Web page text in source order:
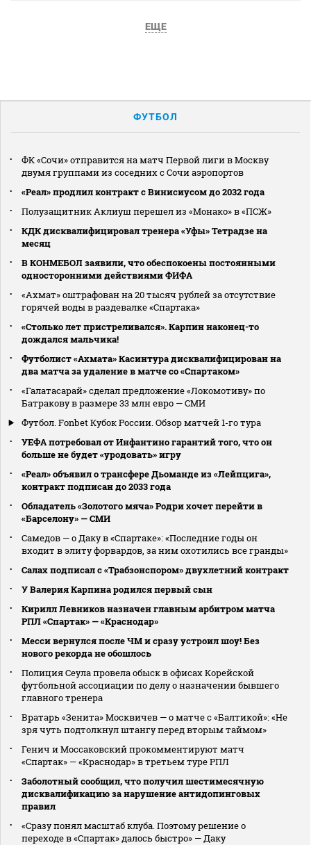
ЕЩЕ
ФУТБОЛ
ФК «Сочи» отправится на матч Первой лиги в Москву
двумя группами из соседних с Сочи аэропортов
«Реал» продлил контракт с Винисиусом до 2032 года
Полузащитник Аклиуш перешел из «Монако» в «ПСЖ»
КДК дисквалифицировал тренера «Уфы» Тетрадзе на
месяц
В КОНМЕБОЛ заявили, что обеспокоены постоянными
односторонними действиями ФИФА
«Ахмат» оштрафован на 20 тысяч рублей за отсутствие
горячей воды в раздевалке «Спартака»
«Столько лет пристреливался». Карпин наконец-то
дождался мальчика!
Футболист «Ахмата» Касинтура дисквалифицирован на
два матча за удаление в матче со «Спартаком»
«Галатасарай» сделал предложение «Локомотиву» по
Батракову в размере 33 млн евро — СМИ
Футбол. Fonbet Кубок России. Обзор матчей 1-го тура
УЕФА потребовал от Инфантино гарантий того, что он
больше не будет «уродовать» игру
«Реал» объявил о трансфере Дьоманде из «Лейпцига»,
контракт подписан до 2033 года
Обладатель «Золотого мяча» Родри хочет перейти в
«Барселону» — СМИ
Самедов — о Даку в «Спартаке»: «Последние годы он
входит в элиту форвардов, за ним охотились все гранды»
Салах подписал с «Трабзонспором» двухлетний контракт
У Валерия Карпина родился первый сын
Кирилл Левников назначен главным арбитром матча
РПЛ «Спартак» — «Краснодар»
Месси вернулся после ЧМ и сразу устроил шоу! Без
нового рекорда не обошлось
Полиция Сеула провела обыск в офисах Корейской
футбольной ассоциации по делу о назначении бывшего
главного тренера
Вратарь «Зенита» Москвичев — о матче с «Балтикой»: «Не
зря чуть подтолкнул штангу перед вторым таймом»
Генич и Моссаковский прокомментируют матч
«Спартак» — «Краснодар» в третьем туре РПЛ
Заболотный сообщил, что получил шестимесячную
дисквалификацию за нарушение антидопинговых
правил
«Сразу понял масштаб клуба. Поэтому решение о
переходе в «Спартак» далось быстро» — Даку